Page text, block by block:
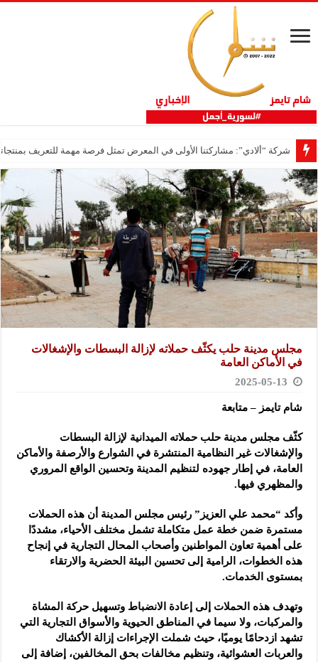
شركة “ألادي”: مشاركتنا الأولى في المعرض تمثل فرصة مهمة للتعريف
مجلس مدينة حلب يكثّف حملاته لإزالة البسطات والإشغالات
في الأماكن العامة
2025-05-13
شام تايمز – متابعة
كثّف مجلس مدينة حلب حملاته الميدانية لإزالة البسطات
والإشغالات غير النظامية المنتشرة في الشوارع والأرصفة والأماكن
العامة، في إطار جهوده لتنظيم المدينة وتحسين الواقع المروري
والمظهري فيها.
وأكد “محمد علي العزيز” رئيس مجلس المدينة أن هذه الحملات
مستمرة ضمن خطة عمل متكاملة تشمل مختلف الأحياء، مشددًا
على أهمية تعاون المواطنين وأصحاب المحال التجارية في إنجاح
هذه الخطوات، الرامية إلى تحسين البيئة الحضرية والارتقاء
بمستوى الخدمات.
وتهدف هذه الحملات إلى إعادة الانضباط وتسهيل حركة المشاة
والمركبات، ولا سيما في المناطق الحيوية والأسواق التجارية التي
تشهد ازدحامًا يوميًا، حيث شملت الإجراءات إزالة الأكشاك
والعربات العشوائية، وتنظيم مخالفات بحق المخالفين، إضافة إلى